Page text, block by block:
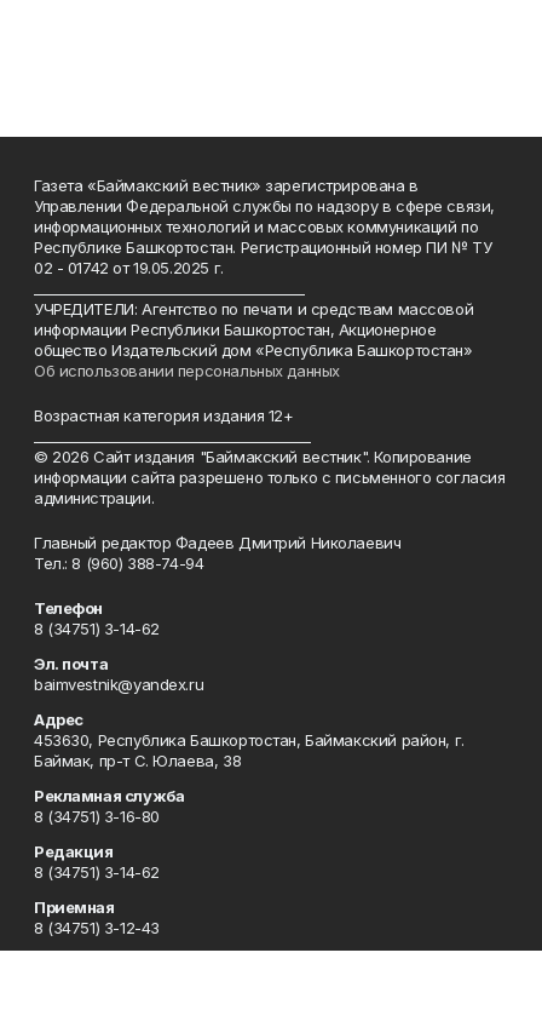
Газета «Баймакский вестник» зарегистрирована в
Управлении Федеральной службы по надзору в сфере связи,
информационных технологий и массовых коммуникаций по
Республике Башкортостан. Регистрационный номер ПИ № ТУ
02 - 01742 от 19.05.2025 г.
УЧРЕДИТЕЛИ: Агентство по печати и средствам массовой
информации Республики Башкортостан, Акционерное
общество Издательский дом «Республика Башкортостан»
Об использовании персональных данных
Возрастная категория издания 12+
© 2026 Сайт издания "Баймакский вестник". Копирование
информации сайта разрешено только с письменного согласия
администрации.
Главный редактор Фадеев Дмитрий Николаевич
Тел.: 8 (960) 388-74-94
Телефон
8 (34751) 3-14-62
Эл. почта
baimvestnik@yandex.ru
Адрес
453630, Республика Башкортостан, Баймакский район, г.
Баймак, пр-т С. Юлаева, 38
Рекламная служба
8 (34751) 3-16-80
Редакция
8 (34751) 3-14-62
Приемная
8 (34751) 3-12-43